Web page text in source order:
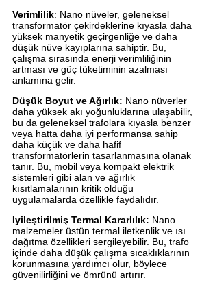
Verimlilik: Nano nüveler, geleneksel
transformatör çekirdeklerine kıyasla daha
yüksek manyetik geçirgenliğe ve daha
düşük nüve kayıplarına sahiptir. Bu,
çalışma sırasında enerji verimliliğinin
artması ve güç tüketiminin azalması
anlamına gelir.
Düşük Boyut ve Ağırlık: Nano nüverler
daha yüksek akı yoğunluklarına ulaşabilir,
bu da geleneksel trafolara kıyasla benzer
veya hatta daha iyi performansa sahip
daha küçük ve daha hafif
transformatörlerin tasarlanmasına olanak
tanır. Bu, mobil veya kompakt elektrik
sistemleri gibi alan ve ağırlık
kısıtlamalarının kritik olduğu
uygulamalarda özellikle faydalıdır.
Iyileştirilmiş Termal Kararlılık: Nano
malzemeler üstün termal iletkenlik ve ısı
dağıtma özellikleri sergileyebilir. Bu, trafo
içinde daha düşük çalışma sıcaklıklarının
korunmasına yardımcı olur, böylece
güvenilirliğini ve ömrünü artırır.